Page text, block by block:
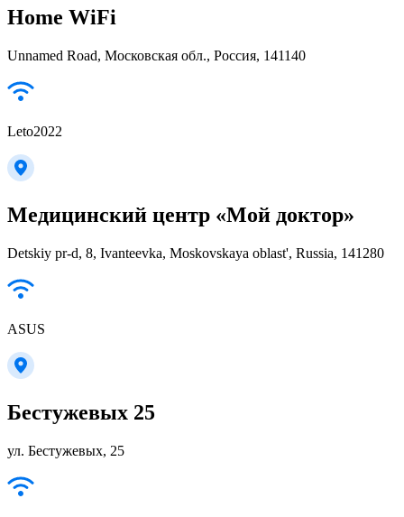
Home WiFi
Unnamed Road, Московская обл., Россия, 141140
Leto2022
Медицинский центр «Мой доктор»
Detskiy pr-d, 8, Ivanteevka, Moskovskaya oblast', Russia, 141280
ASUS
Бестужевых 25
ул. Бестужевых, 25